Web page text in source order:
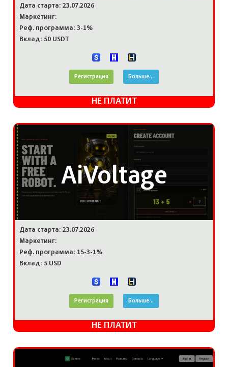
Дата старта: 23.07.2026
Маркетинг:
Реф. программа: 3-1%
Вклад: 50 USDT
Регистрация Больше...
НЕ ПЛАТИТ
AiVoltage
Дата старта: 23.07.2026
Маркетинг:
Реф. программа: 15-3-1%
Вклад: 5 USD
Регистрация Больше...
НЕ ПЛАТИТ